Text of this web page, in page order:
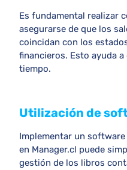
Es fundamental realizar
asegurarse de que los
coincidan con los
financieros. Esto ayuda
tiempo.
Utilización de
Implementar un software
en Manager.cl puede
gestión de los libros